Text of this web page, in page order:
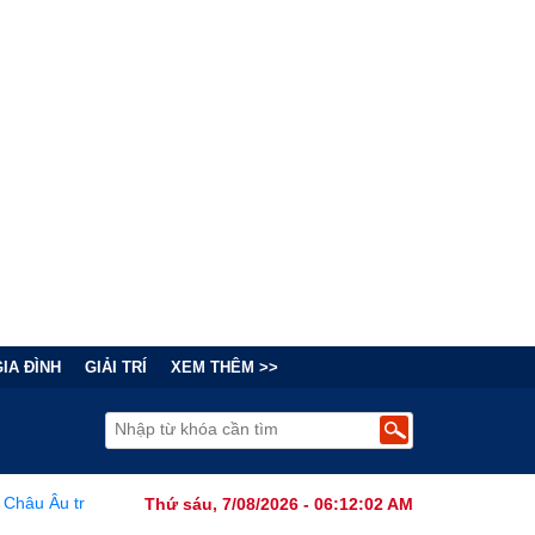
ĐÌNH GIẢI TRÍ XEM THÊM >>
Thứ sáu, 7/08/2026 - 06:12:03 AM
ngầm: Mạng lưới khủng bố của Iran vươn vòi khắp châu lục